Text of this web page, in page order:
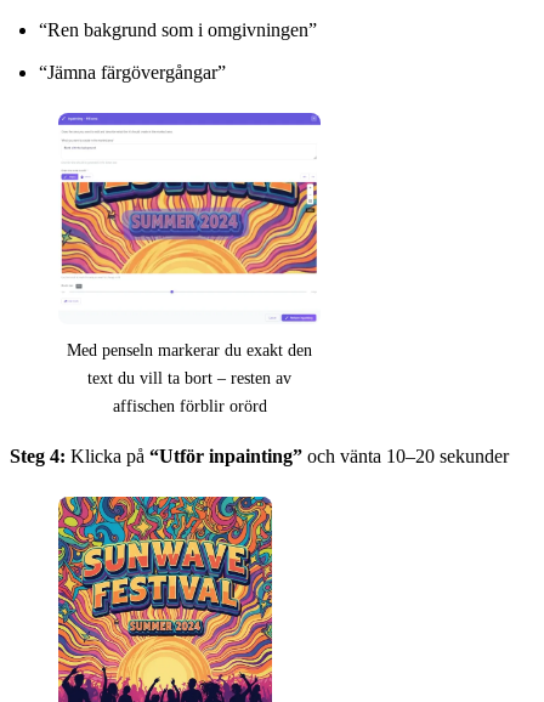
“Ren bakgrund som i omgivningen”
“Jämna färgövergångar”
Med penseln markerar du exakt den
text du vill ta bort – resten av
affischen förblir orörd
Steg 4: Klicka på “Utför inpainting” och vänta 10–20 sekunder